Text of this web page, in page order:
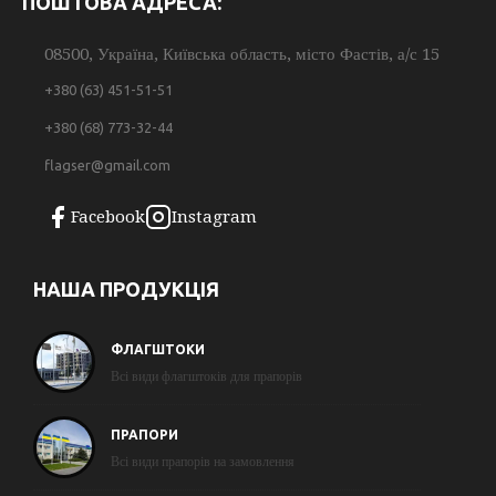
08500, Україна, Київська область, місто Фастів, а/с 15
+380 (63) 451-51-51
+380 (68) 773-32-44
flagser@gmail.com
Facebook Instagram
НАША ПРОДУКЦІЯ
ФЛАГШТОКИ
Всі види флагштоків для прапорів
ПРАПОРИ
Всі види прапорів на замовлення